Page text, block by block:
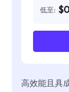
低至:
高效能且具